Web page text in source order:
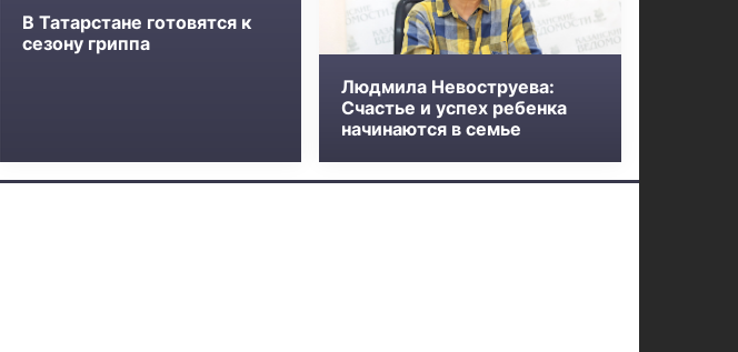
В Татарстане готовятся к
сезону гриппа
Людмила Невоструева:
Счастье и успех ребенка
начинаются в семье